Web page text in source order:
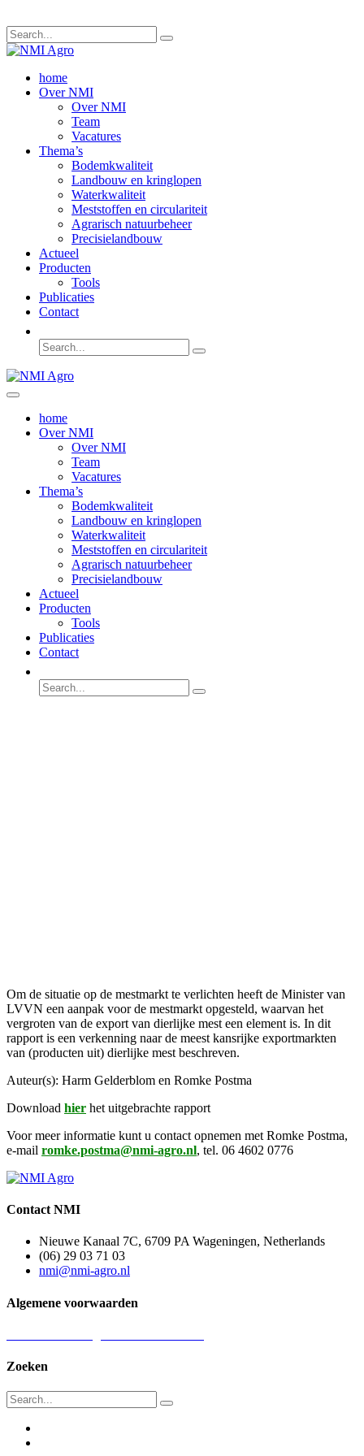
home
Over NMI
Over NMI
Team
Vacatures
Thema’s
Bodemkwaliteit
Landbouw en kringlopen
Waterkwaliteit
Meststoffen en circulariteit
Agrarisch natuurbeheer
Precisielandbouw
Actueel
Producten
Tools
Publicaties
Contact
home
Over NMI
Over NMI
Team
Vacatures
Thema’s
Bodemkwaliteit
Landbouw en kringlopen
Waterkwaliteit
Meststoffen en circulariteit
Agrarisch natuurbeheer
Precisielandbouw
Actueel
Producten
Tools
Publicaties
Contact
Om de situatie op de mestmarkt te verlichten heeft de Minister van
LVVN een aanpak voor de mestmarkt opgesteld, waarvan het
vergroten van de export van dierlijke mest een element is. In dit
rapport is een verkenning naar de meest kansrijke exportmarkten
van (producten uit) dierlijke mest beschreven.
Auteur(s): Harm Gelderblom en Romke Postma
Download hier het uitgebrachte rapport
Voor meer informatie kunt u contact opnemen met Romke Postma,
e-mail romke.postma@nmi-agro.nl, tel. 06 4602 0776
Contact NMI
Nieuwe Kanaal 7C, 6709 PA Wageningen, Netherlands
(06) 29 03 71 03
nmi@nmi-agro.nl
Algemene voorwaarden
Zoeken